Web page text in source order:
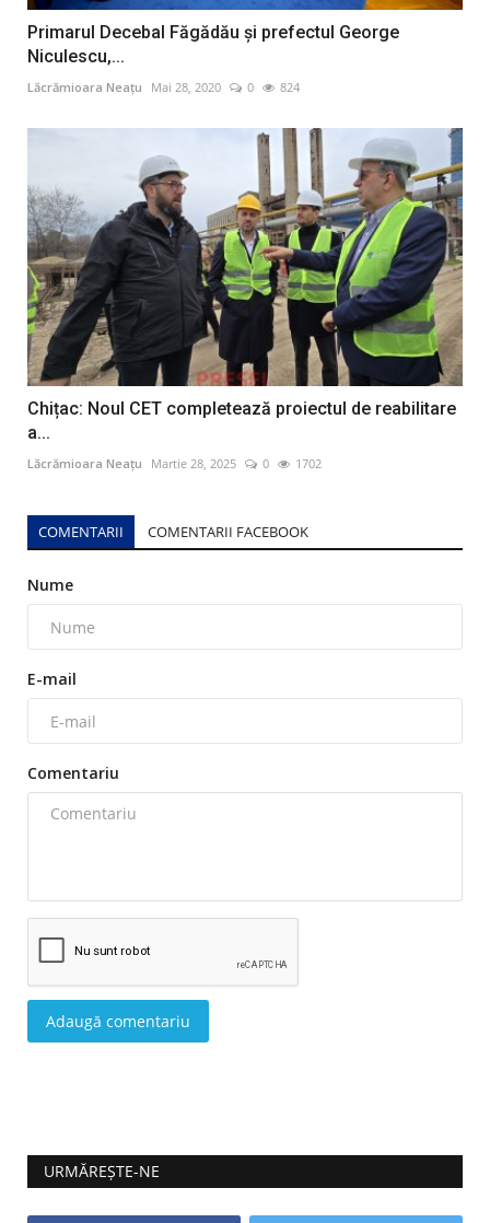
Primarul Decebal Făgădău și prefectul George
Niculescu,...
Lăcrămioara Neațu Mai 28, 2020 0 824
Chițac: Noul CET completează proiectul de reabilitare
a...
Lăcrămioara Neațu Martie 28, 2025 0 1702
COMENTARII COMENTARII FACEBOOK
Nume
E-mail
Comentariu
Adaugă comentariu
URMĂREȘTE-NE